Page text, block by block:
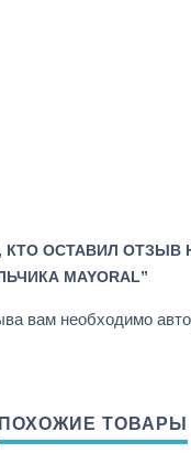
ОСТАВИЛ ОТЗЫВ
MAYORAL”
вам необходимо
ПОХОЖИЕ ТОВАРЫ